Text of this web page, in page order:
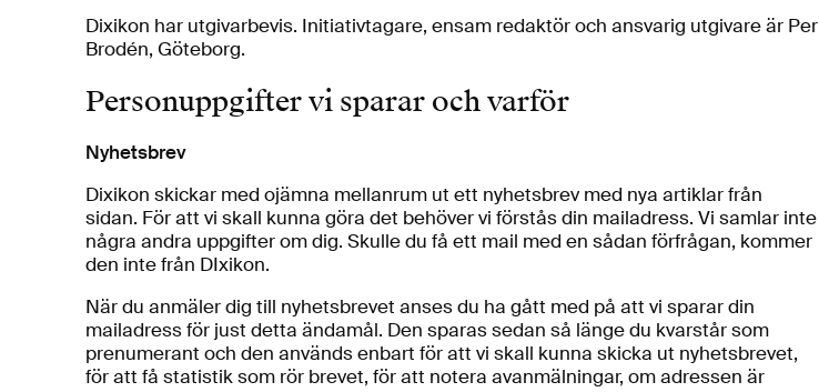
Dixikon har utgivarbevis. Initiativtagare, ensam redaktör och ansvarig utgivare är Per
Brodén, Göteborg.
Personuppgifter vi sparar och varför
Nyhetsbrev
Dixikon skickar med ojämna mellanrum ut ett nyhetsbrev med nya artiklar från
sidan. För att vi skall kunna göra det behöver vi förstås din mailadress. Vi samlar inte
några andra uppgifter om dig. Skulle du få ett mail med en sådan förfrågan, kommer
den inte från DIxikon.
När du anmäler dig till nyhetsbrevet anses du ha gått med på att vi sparar din
mailadress för just detta ändamål. Den sparas sedan så länge du kvarstår som
prenumerant och den används enbart för att vi skall kunna skicka ut nyhetsbrevet,
för att få statistik som rör brevet, för att notera avanmälningar, om adressen är